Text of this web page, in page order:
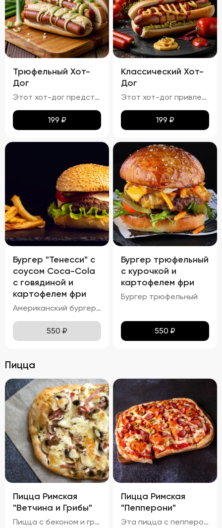
Трюфельный Хот-
Дог
Этот хот-дог представляет собой изысканное сочетание вкуса и текстуры.
199 ₽
Классический Хот-
Дог
Этот хот-дог привлекает внимание своей аппетитностью.
199 ₽
Бургер "Тенесси" с
соусом Coca-Cola
с говядиной и
картофелем фри
Американский бургер с соусом COCA-COLA
550 ₽
Бургер трюфельный
с курочкой и
картофелем фри
Бургер трюфельный
550 ₽
Пицца
Пицца Римская
"Ветчина и Грибы"
Пицца с беконом и грибами выглядит невероятно аппетитно, с золотистой корочкой теста и аккуратно распределенными ингредиентами. Моцарелла полностью расплавлена, местами приобретая приятный карамельный оттенок. Ломтики бекона и грибы эффектно выделяются на поверхности, добавляя блюду яркие акценты. Вкус этой пиццы насыщен нотками ветчины и грибов, делая её особенно ароматной и привлекательной. Ветчина хрустящая и солоноватая, а грибы мягкие и ароматные, создавая идеальное сочетание текстур. Аромат пиццы пленяет смесью горячих сыров, бекона и грибов, вызывая желание попробовать её немедленно. Тонкое тесто хрустит внизу, оставаясь мягким и воздушным внутри, обеспечивая комфортное наслаждение каждым укусом. Бекон приятно похрустывает, а грибы остаются мягкими и сочными, добавляя удовольствия от процесса поедания.
Пицца Римская
"Пепперони"
Эта пицца с пепперони имеет притягательный внешний вид, с золотистой корочкой теста и равномерно распределённой моцареллой. Пепперони лежат сверху сыра, создавая яркий акцент и добавляя визуальной привлекательности. Блеск оливкового масла и специи делают пиццу ещё более аппетитной. Вкус этой пиццы насыщен острыми нотками пепперони и сладковатыми оттенками томатного соуса. Моцарелла полностью расплавлена, местами приобретая приятный карамельный оттенок. Аромат пиццы пленяет смесью горячих сыров, острого пепперони и оливкового масла, вызывая желание попробовать её немедленно. Тонкое тесто хрустит внизу, оставаясь мягким и воздушным внутри, обеспечивая комфортное наслаждение каждым укусом. Пепперони мягкие и слегка похрустывают, а сыр тянется длинными нитями, добавляя удовольствия от процесса поедания.